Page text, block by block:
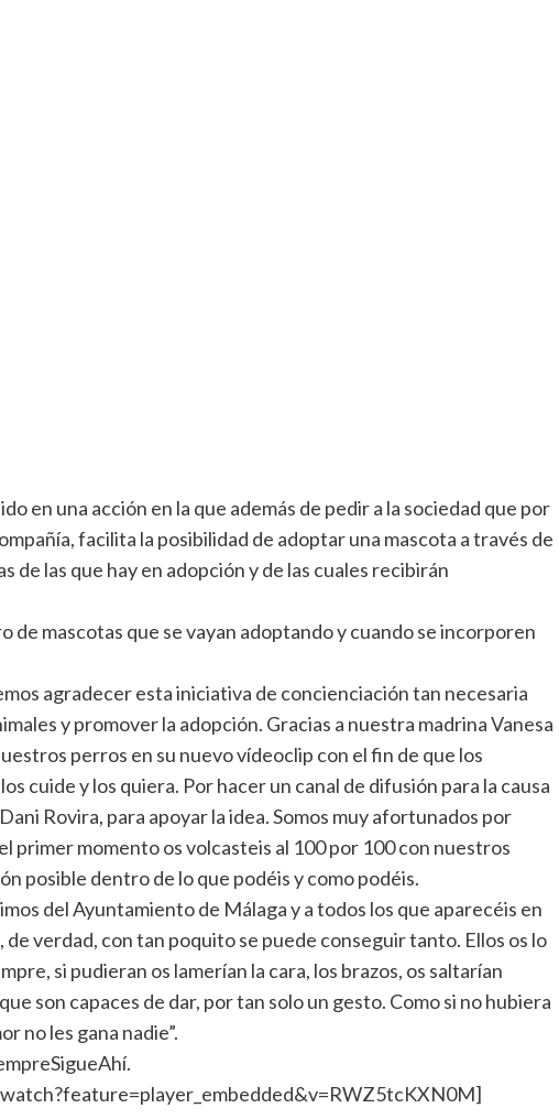
en una acción en la que además de pedir a la sociedad que por
facilita la posibilidad de adoptar una mascota a través de
de las que hay en adopción y de las cuales recibirán
de mascotas que se vayan adoptando y cuando se incorporen
agradecer esta iniciativa de concienciación tan necesaria
y promover la adopción. Gracias a nuestra madrina Vanesa
perros en su nuevo vídeoclip con el fin de que los
cuide y los quiera. Por hacer un canal de difusión para la causa
Rovira, para apoyar la idea. Somos muy afortunados por
primer momento os volcasteis al 100 por 100 con nuestros
posible dentro de lo que podéis y como podéis.
del Ayuntamiento de Málaga y a todos los que aparecéis en
verdad, con tan poquito se puede conseguir tanto. Ellos os lo
si pudieran os lamerían la cara, los brazos, os saltarían
son capaces de dar, por tan solo un gesto. Como si no hubiera
no les gana nadie”.